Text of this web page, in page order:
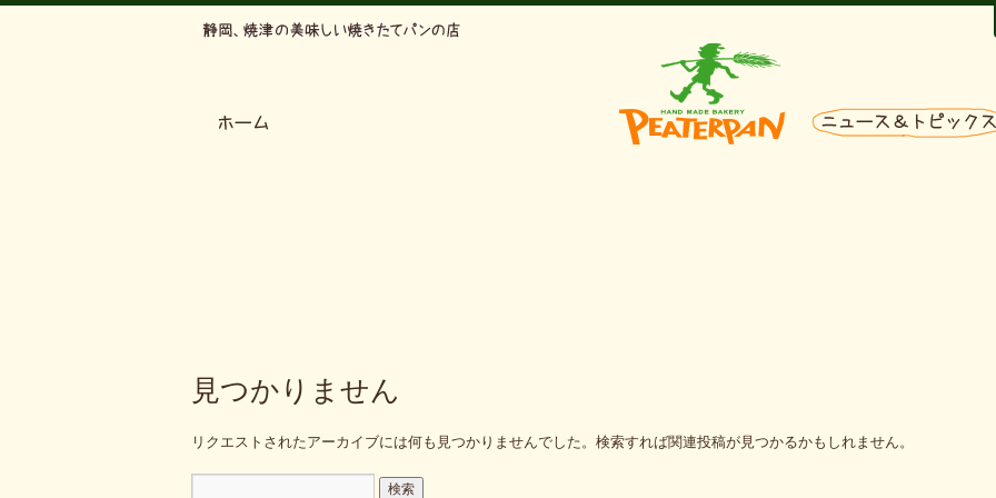
見つかりません
リクエストされたアーカイブには何も見つかりませんでした。検索すれば関連投稿が見つかるかもしれません。